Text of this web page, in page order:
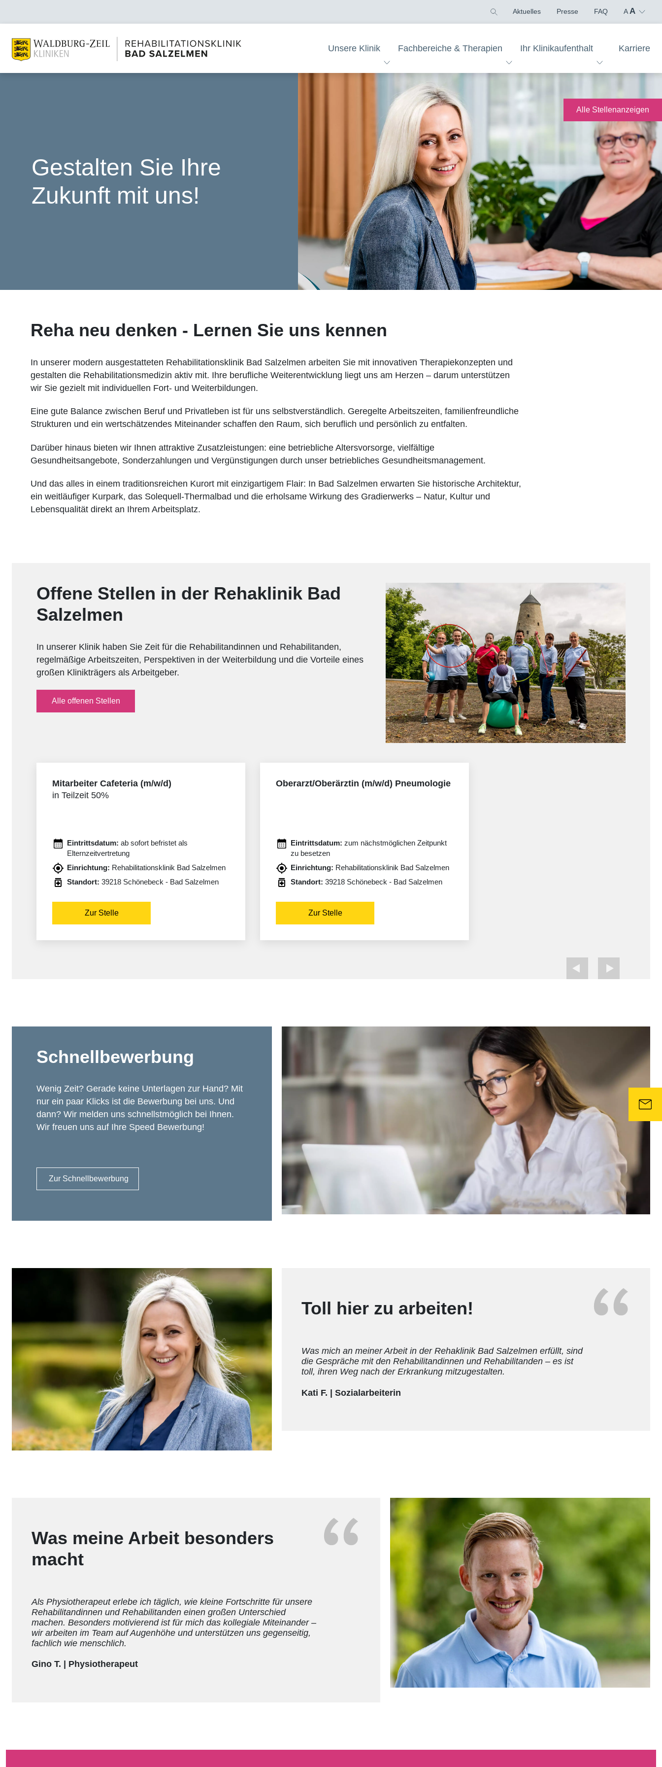
Aktuelles Presse FAQ A A
Unsere Klinik Fachbereiche & Therapien Ihr Klinikaufenthalt Karriere
Alle Stellenanzeigen
Gestalten Sie Ihre
Zukunft mit uns!
Reha neu denken - Lernen Sie uns kennen
In unserer modern ausgestatteten Rehabilitationsklinik Bad Salzelmen arbeiten Sie mit innovativen Therapiekonzepten und
gestalten die Rehabilitationsmedizin aktiv mit. Ihre berufliche Weiterentwicklung liegt uns am Herzen – darum unterstützen
wir Sie gezielt mit individuellen Fort- und Weiterbildungen.
Eine gute Balance zwischen Beruf und Privatleben ist für uns selbstverständlich. Geregelte Arbeitszeiten, familienfreundliche
Strukturen und ein wertschätzendes Miteinander schaffen den Raum, sich beruflich und persönlich zu entfalten.
Darüber hinaus bieten wir Ihnen attraktive Zusatzleistungen: eine betriebliche Altersvorsorge, vielfältige
Gesundheitsangebote, Sonderzahlungen und Vergünstigungen durch unser betriebliches Gesundheitsmanagement.
Und das alles in einem traditionsreichen Kurort mit einzigartigem Flair: In Bad Salzelmen erwarten Sie historische Architektur,
ein weitläufiger Kurpark, das Solequell-Thermalbad und die erholsame Wirkung des Gradierwerks – Natur, Kultur und
Lebensqualität direkt an Ihrem Arbeitsplatz.
Offene Stellen in der Rehaklinik Bad
Salzelmen
In unserer Klinik haben Sie Zeit für die Rehabilitandinnen und Rehabilitanden,
regelmäßige Arbeitszeiten, Perspektiven in der Weiterbildung und die Vorteile eines
großen Klinikträgers als Arbeitgeber.
Alle offenen Stellen
Mitarbeiter Cafeteria (m/w/d)
in Teilzeit 50%
Eintrittsdatum: ab sofort befristet als
Elternzeitvertretung
Einrichtung: Rehabilitationsklinik Bad Salzelmen
Standort: 39218 Schönebeck - Bad Salzelmen
Zur Stelle
Oberarzt/Oberärztin (m/w/d) Pneumologie
Eintrittsdatum: zum nächstmöglichen Zeitpunkt
zu besetzen
Einrichtung: Rehabilitationsklinik Bad Salzelmen
Standort: 39218 Schönebeck - Bad Salzelmen
Zur Stelle
Schnellbewerbung
Wenig Zeit? Gerade keine Unterlagen zur Hand? Mit
nur ein paar Klicks ist die Bewerbung bei uns. Und
dann? Wir melden uns schnellstmöglich bei Ihnen.
Wir freuen uns auf Ihre Speed Bewerbung!
Zur Schnellbewerbung
Toll hier zu arbeiten!
Was mich an meiner Arbeit in der Rehaklinik Bad Salzelmen erfüllt, sind
die Gespräche mit den Rehabilitandinnen und Rehabilitanden – es ist
toll, ihren Weg nach der Erkrankung mitzugestalten.
Kati F. | Sozialarbeiterin
Was meine Arbeit besonders
macht
Als Physiotherapeut erlebe ich täglich, wie kleine Fortschritte für unsere
Rehabilitandinnen und Rehabilitanden einen großen Unterschied
machen. Besonders motivierend ist für mich das kollegiale Miteinander –
wir arbeiten im Team auf Augenhöhe und unterstützen uns gegenseitig,
fachlich wie menschlich.
Gino T. | Physiotherapeut